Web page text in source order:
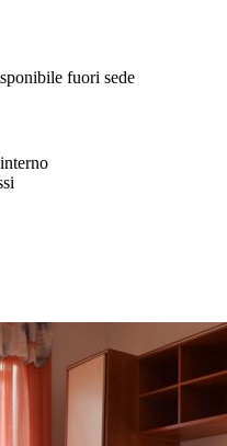
fuori sede